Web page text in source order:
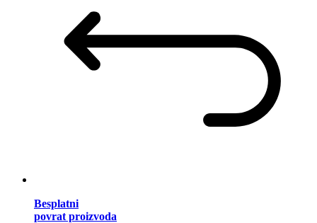
Besplatni
povrat proizvoda